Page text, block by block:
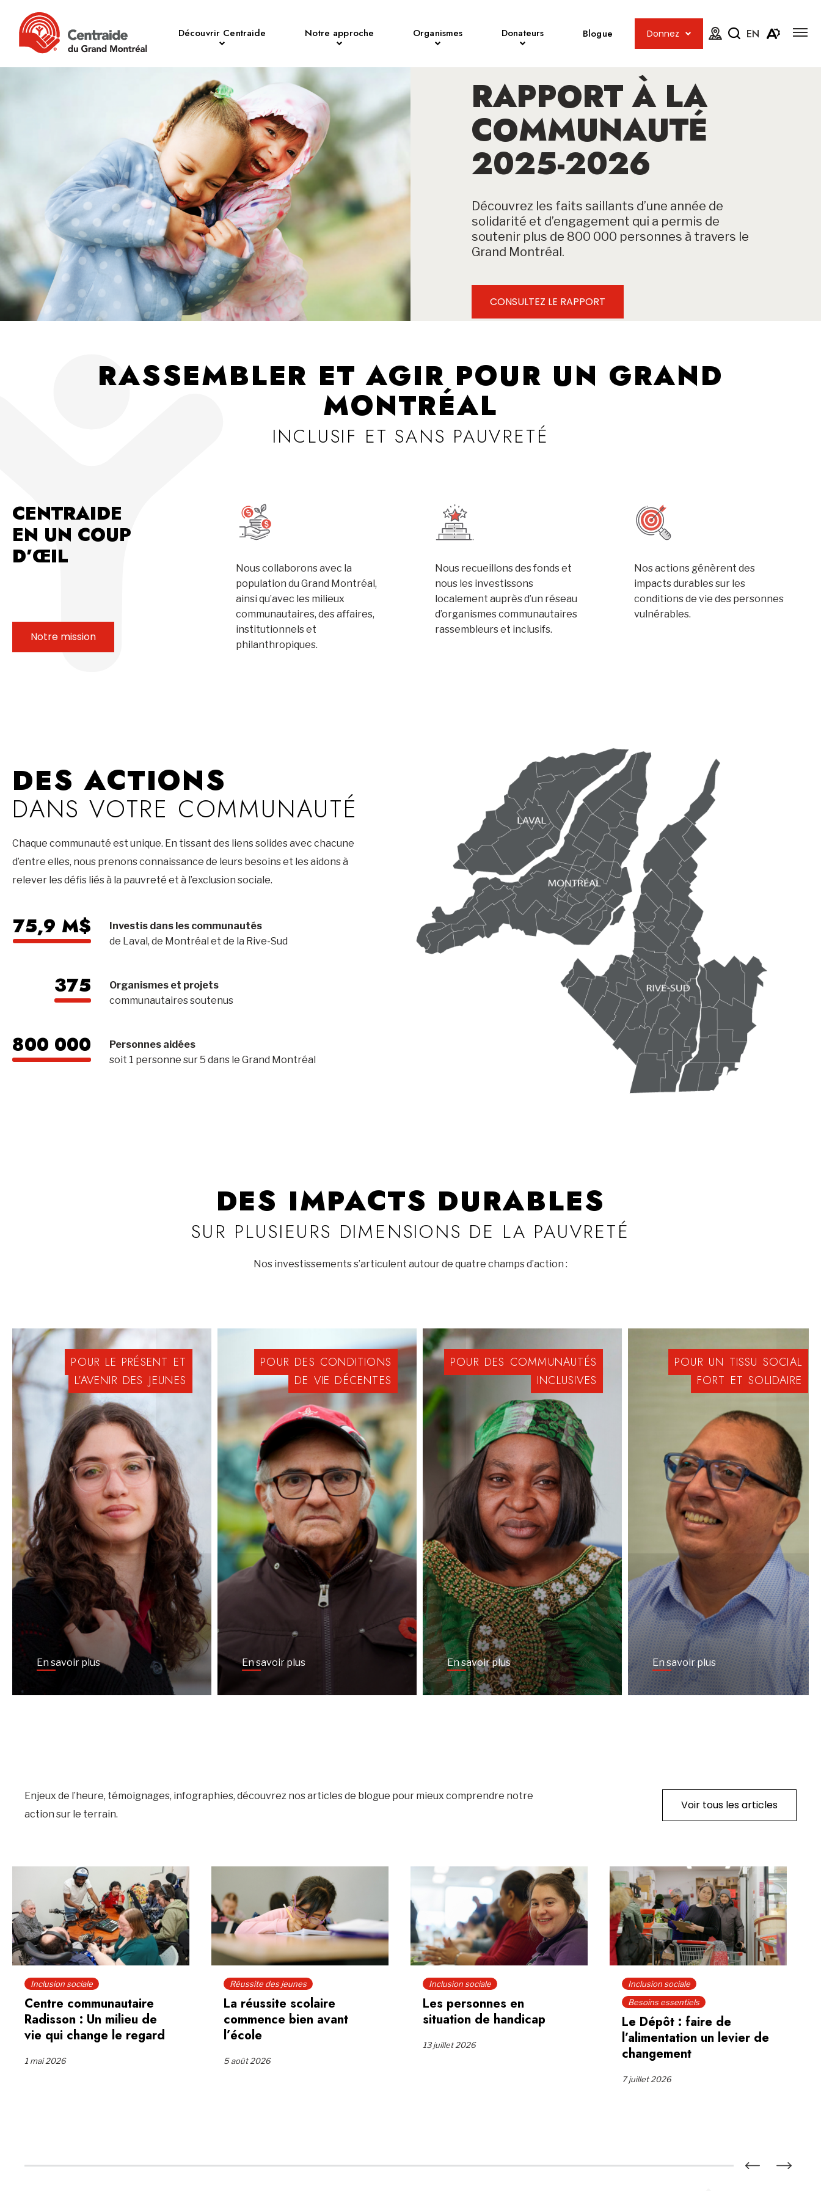
Découvrir Centraide Notre approche Organismes Donateurs Blogue Donnez
Ouvrir
la
EN
la
RAPPORT À LA
COMMUNAUTÉ
2025-2026
Découvrez les faits saillants d’une année de
solidarité et d’engagement qui a permis de
soutenir plus de 800 000 personnes à travers le
Grand Montréal.
CONSULTEZ LE RAPPORT
RASSEMBLER ET AGIR POUR UN GRAND
MONTRÉAL
INCLUSIF ET SANS PAUVRETÉ
CENTRAIDE
EN UN COUP
D’ŒIL
Notre mission
Nous collaborons avec la
population du Grand Montréal,
ainsi qu’avec les milieux
communautaires, des affaires,
institutionnels et
philanthropiques.
Nous recueillons des fonds et
nous les investissons
localement auprès d’un réseau
d’organismes communautaires
rassembleurs et inclusifs.
Nos actions génèrent des
impacts durables sur les
conditions de vie des personnes
vulnérables.
DES ACTIONS
DANS VOTRE COMMUNAUTÉ
Chaque communauté est unique. En tissant des liens solides avec chacune
d’entre elles, nous prenons connaissance de leurs besoins et les aidons à
relever les défis liés à la pauvreté et à l’exclusion sociale.
75,9 M$
Investis dans les communautés
de Laval, de Montréal et de la Rive-Sud
375
Organismes et projets
communautaires soutenus
800 000
Personnes aidées
soit 1 personne sur 5 dans le Grand Montréal
DES IMPACTS DURABLES
SUR PLUSIEURS DIMENSIONS DE LA PAUVRETÉ
Nos investissements s’articulent autour de quatre champs d’action :
POUR LE PRÉSENT ET
L’AVENIR DES JEUNES
En savoir plus
POUR DES CONDITIONS
DE VIE DÉCENTES
En savoir plus
POUR DES COMMUNAUTÉS
INCLUSIVES
En savoir plus
POUR UN TISSU SOCIAL
FORT ET SOLIDAIRE
En savoir plus
Enjeux de l’heure, témoignages, infographies, découvrez nos articles de blogue pour mieux comprendre notre
action sur le terrain.
Voir tous les articles
Inclusion sociale
Centre communautaire
Radisson : Un milieu de
vie qui change le regard
1 mai 2026
Réussite des jeunes
La réussite scolaire
commence bien avant
l’école
5 août 2026
Inclusion sociale
Les personnes en
situation de handicap
13 juillet 2026
Inclusion sociale
Besoins essentiels
Le Dépôt : faire de
l’alimentation un levier de
changement
7 juillet 2026